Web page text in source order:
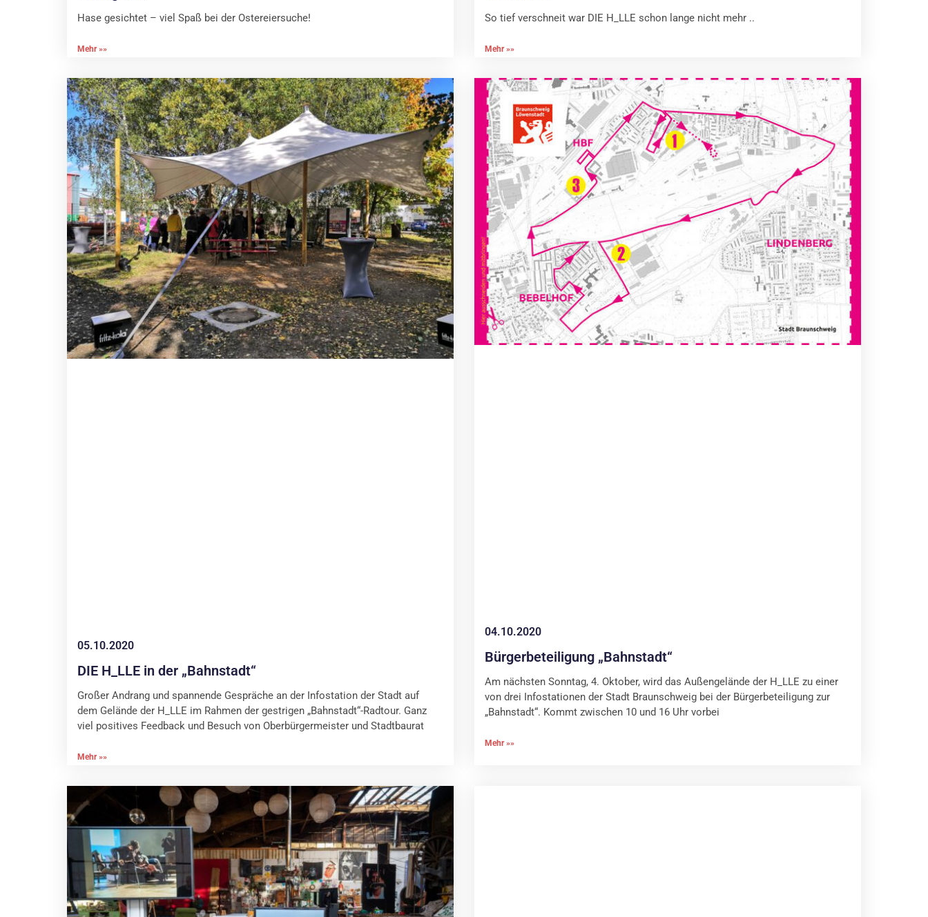
Hase gesichtet – viel Spaß bei der Ostereiersuche!
Mehr »»
So tief verschneit war DIE H_LLE schon lange nicht mehr ..
Mehr »»
05.10.2020
DIE H_LLE in der „Bahnstadt“
Großer Andrang und spannende Gespräche an der Infostation der Stadt auf
dem Gelände der H_LLE im Rahmen der gestrigen „Bahnstadt“-Radtour. Ganz
viel positives Feedback und Besuch von Oberbürgermeister und Stadtbaurat
Mehr »»
04.10.2020
Bürgerbeteiligung „Bahnstadt“
Am nächsten Sonntag, 4. Oktober, wird das Außengelände der H_LLE zu einer
von drei Infostationen der Stadt Braunschweig bei der Bürgerbeteiligung zur
„Bahnstadt“. Kommt zwischen 10 und 16 Uhr vorbei
Mehr »»